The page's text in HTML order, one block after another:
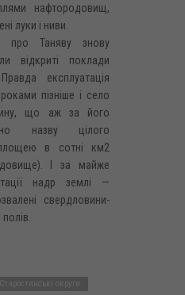
нафтородовищ,
луки і ниви.
про Таняву знову
відкриті поклади
експлуатація
пізніше і село
що аж за його
назву цілого
в сотні км2
І за майже
надр землі —
свердловини-
Старостинські округи